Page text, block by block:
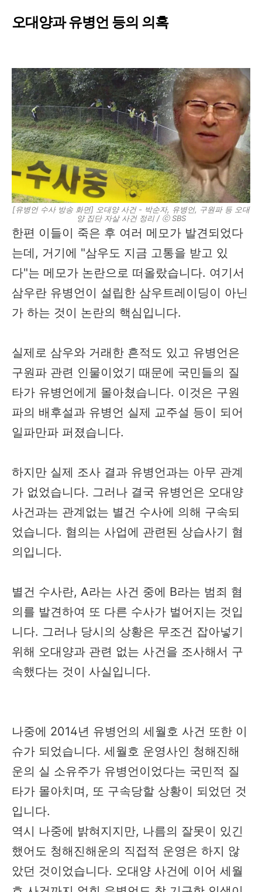
오대양과 유병언 등의 의혹
[유병언 수사 방송 화면] 오대양 사건 - 박순자, 유병언, 구원파 등 오대
양 집단 자살 사건 정리 / ⓒ SBS
한편 이들이 죽은 후 여러 메모가 발견되었다
는데, 거기에 "삼우도 지금 고통을 받고 있
다"는 메모가 논란으로 떠올랐습니다. 여기서
삼우란 유병언이 설립한 삼우트레이딩이 아닌
가 하는 것이 논란의 핵심입니다.
실제로 삼우와 거래한 흔적도 있고 유병언은
구원파 관련 인물이었기 때문에 국민들의 질
타가 유병언에게 몰아쳤습니다. 이것은 구원
파의 배후설과 유병언 실제 교주설 등이 되어
일파만파 퍼졌습니다.
하지만 실제 조사 결과 유병언과는 아무 관계
가 없었습니다. 그러나 결국 유병언은 오대양
사건과는 관계없는 별건 수사에 의해 구속되
었습니다. 혐의는 사업에 관련된 상습사기 혐
의입니다.
별건 수사란, A라는 사건 중에 B라는 범죄 혐
의를 발견하여 또 다른 수사가 벌어지는 것입
니다. 그러나 당시의 상황은 무조건 잡아넣기
위해 오대양과 관련 없는 사건을 조사해서 구
속했다는 것이 사실입니다.
나중에 2014년 유병언의 세월호 사건 또한 이
슈가 되었습니다. 세월호 운영사인 청해진해
운의 실 소유주가 유병언이었다는 국민적 질
타가 몰아치며, 또 구속당할 상황이 되었던 것
입니다.
역시 나중에 밝혀지지만, 나름의 잘못이 있긴
했어도 청해진해운의 직접적 운영은 하지 않
았던 것이었습니다. 오대양 사건에 이어 세월